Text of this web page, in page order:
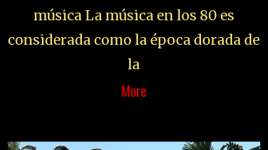
música La música en los 80 es
considerada como la época dorada de
la
More